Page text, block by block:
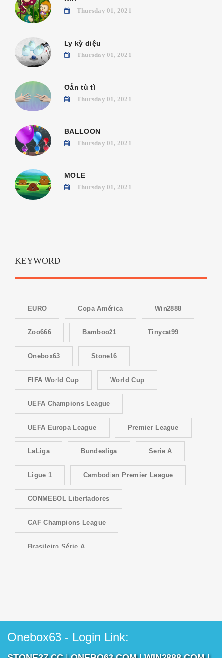
Thursday 01, 2021
Ly kỳ diệu
Thursday 01, 2021
Oẳn tù tì
Thursday 01, 2021
BALLOON
Thursday 01, 2021
MOLE
Thursday 01, 2021
KEYWORD
EURO Copa América Win2888
Zoo666 Bamboo21 Tinycat99
Onebox63 Stone16
FIFA World Cup World Cup
UEFA Champions League
UEFA Europa League Premier League
LaLiga Bundesliga Serie A
Ligue 1 Cambodian Premier League
CONMEBOL Libertadores
CAF Champions League
Brasileiro Série A
Onebox63 - Login Link: